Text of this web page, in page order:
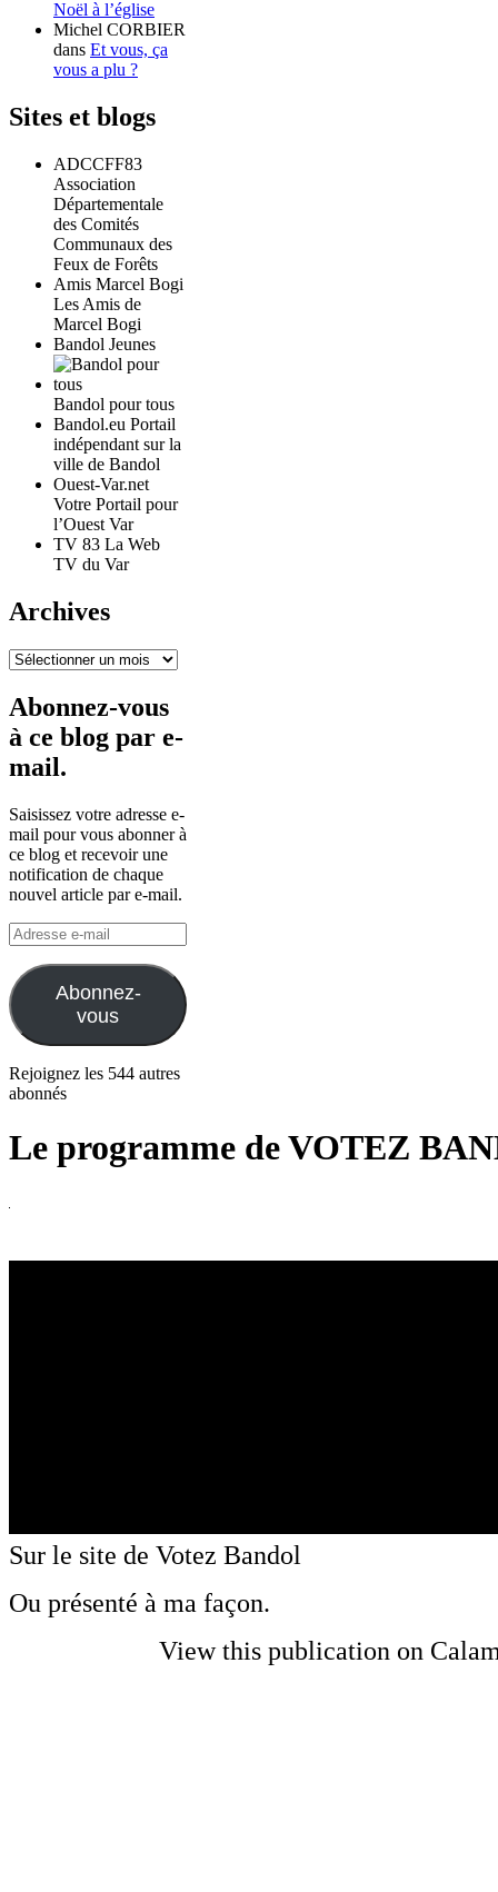
Noël à l’église
Michel CORBIER
dans Et vous, ça
vous a plu ?
Sites et blogs
ADCCFF83
Association
Départementale
des Comités
Communaux des
Feux de Forêts
Amis Marcel Bogi
Les Amis de
Marcel Bogi
Bandol Jeunes
Bandol pour tous
Bandol.eu Portail
indépendant sur la
ville de Bandol
Ouest-Var.net
Votre Portail pour
l’Ouest Var
TV 83 La Web
TV du Var
Archives
Archives
Abonnez-vous
à ce blog par e-
mail.
Saisissez votre adresse e-
mail pour vous abonner à
ce blog et recevoir une
notification de chaque
nouvel article par e-mail.
Adresse
e-
mail
Abonnez-
vous
Rejoignez les 544 autres
abonnés
Le programme de VOTEZ
Sur le site de Votez Bandol
Ou présenté à ma façon.
View this publication on